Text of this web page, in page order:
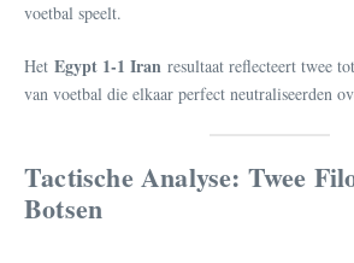
voetbal speelt.
Het Egypt 1-1 Iran resultaat reflecteert twee
van voetbal die elkaar perfect neutraliseerden
Tactische Analyse: Twee
Botsen